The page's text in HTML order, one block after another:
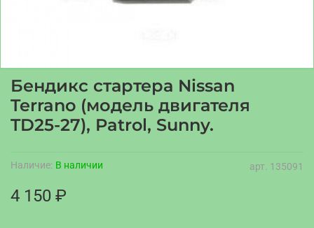
арт. 135091
Наличие: В наличии
Бендикс стартера Nissan
Terrano (модель двигателя
TD25-27), Patrol, Sunny.
4 150 ₽